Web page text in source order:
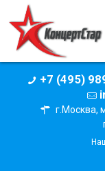
+7 (495)
г.Москва,